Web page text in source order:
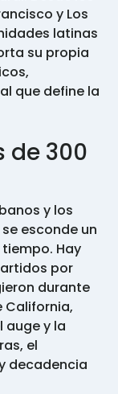
y Los
latinas
su propia
que define la
de 300
y los
esconde un
Hay
por
durante
California,
auge y la
el
decadencia